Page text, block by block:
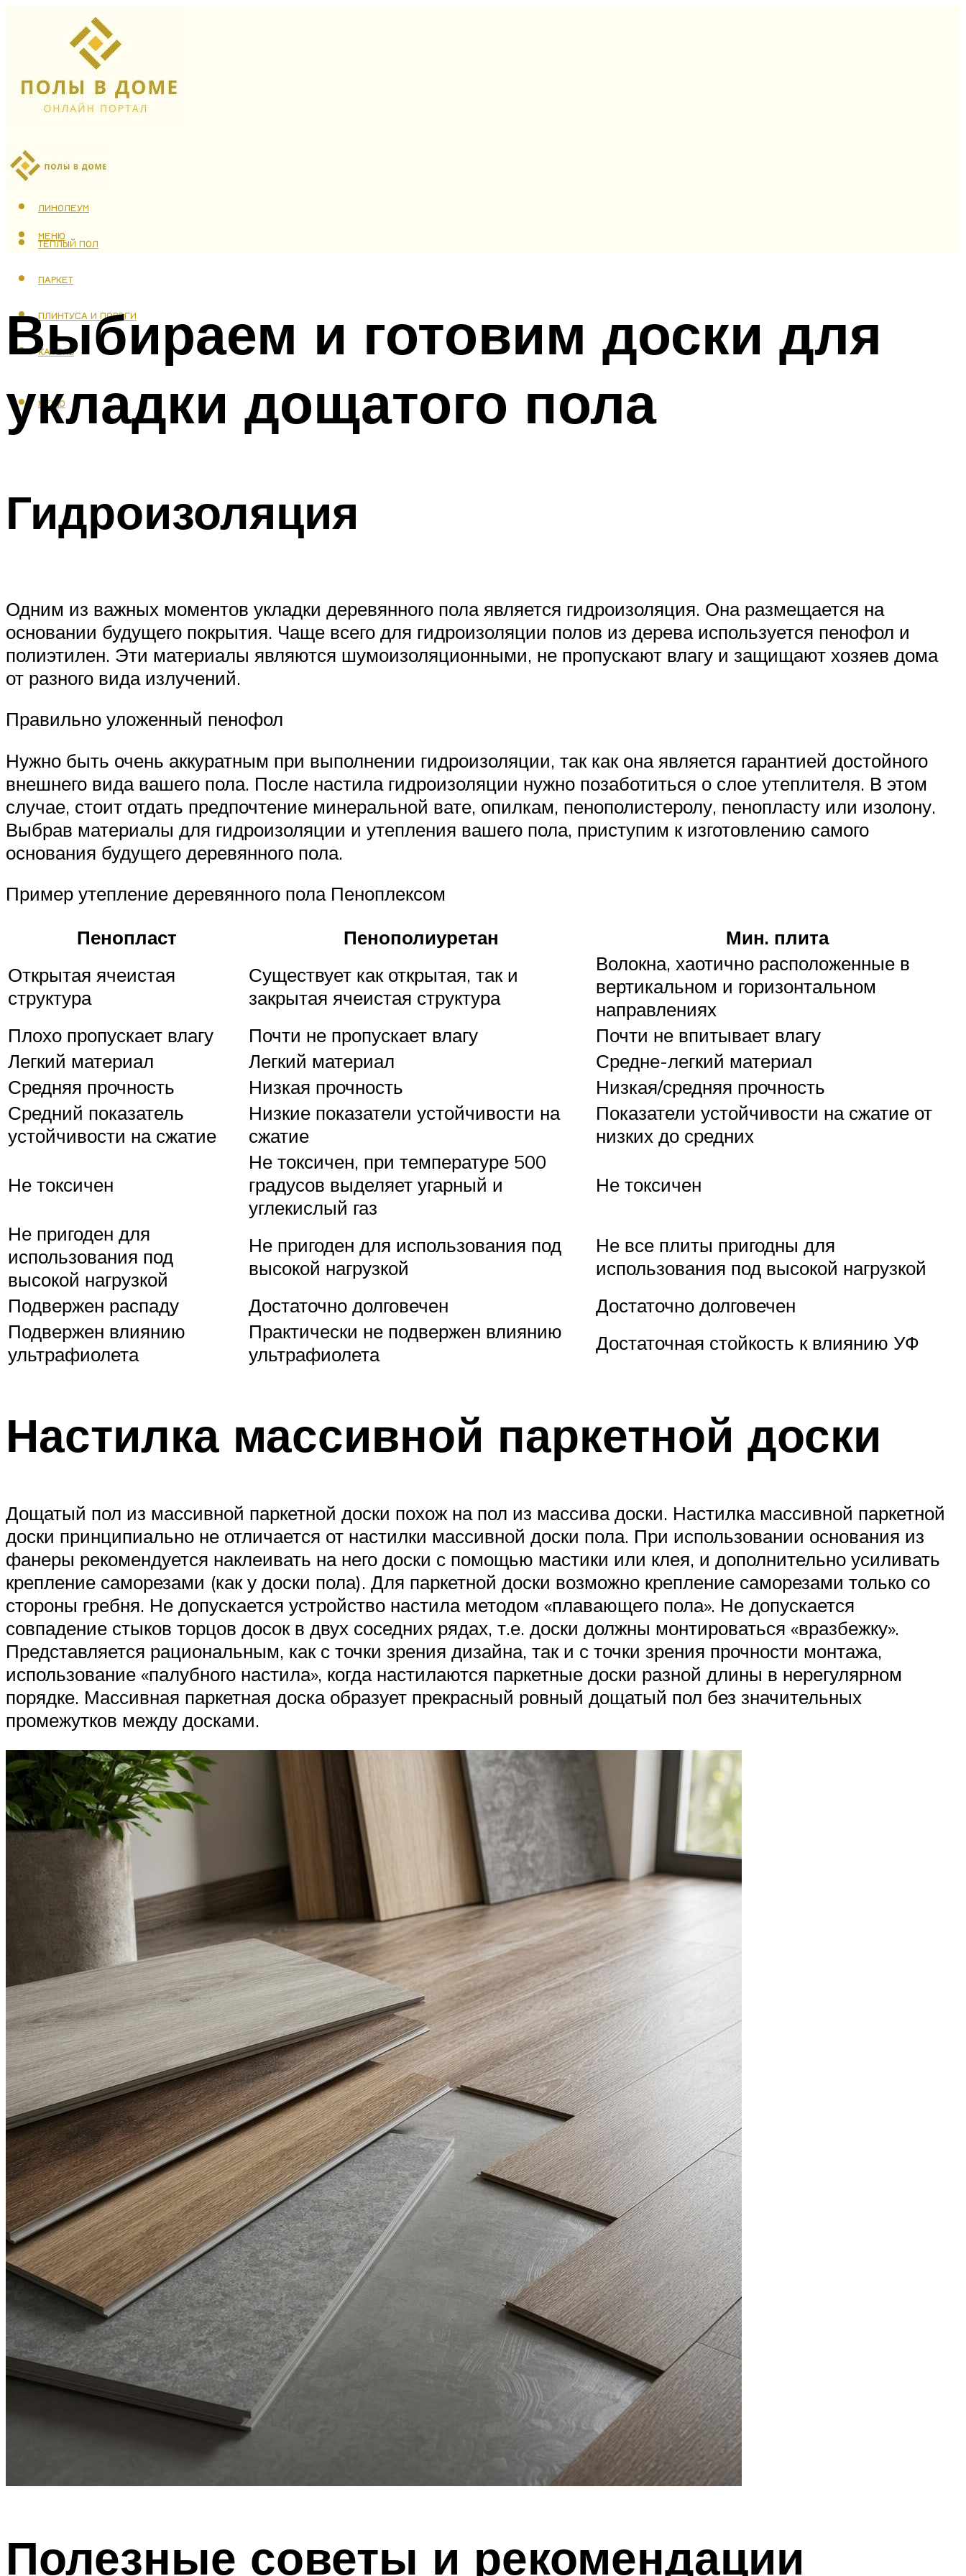
ЛАМИНАТ
ЛИНОЛЕУМ
ТЕПЛЫЙ ПОЛ
ПАРКЕТ
ПЛИНТУСА И ПОРОГИ
КАФЕЛЬ
МЕНЮ
МЕНЮ
Выбираем и готовим доски для
укладки дощатого пола
Гидроизоляция
Одним из важных моментов укладки деревянного пола является гидроизоляция. Она размещается на
основании будущего покрытия. Чаще всего для гидроизоляции полов из дерева используется пенофол и
полиэтилен. Эти материалы являются шумоизоляционными, не пропускают влагу и защищают хозяев дома
от разного вида излучений.
Правильно уложенный пенофол
Нужно быть очень аккуратным при выполнении гидроизоляции, так как она является гарантией достойного
внешнего вида вашего пола. После настила гидроизоляции нужно позаботиться о слое утеплителя. В этом
случае, стоит отдать предпочтение минеральной вате, опилкам, пенополистеролу, пенопласту или изолону.
Выбрав материалы для гидроизоляции и утепления вашего пола, приступим к изготовлению самого
основания будущего деревянного пола.
Пример утепление деревянного пола Пеноплексом
Пенопласт
Пенополиуретан
Мин. плита
Открытая ячеистая
структура
Существует как открытая, так и
закрытая ячеистая структура
Волокна, хаотично расположенные в
вертикальном и горизонтальном
направлениях
Плохо пропускает влагу
Почти не пропускает влагу
Почти не впитывает влагу
Легкий материал
Легкий материал
Средне-легкий материал
Средняя прочность
Низкая прочность
Низкая/средняя прочность
Средний показатель
устойчивости на сжатие
Низкие показатели устойчивости на
сжатие
Показатели устойчивости на сжатие от
низких до средних
Не токсичен
Не токсичен, при температуре 500
градусов выделяет угарный и
углекислый газ
Не токсичен
Не пригоден для
использования под
высокой нагрузкой
Не пригоден для использования под
высокой нагрузкой
Не все плиты пригодны для
использования под высокой нагрузкой
Подвержен распаду
Достаточно долговечен
Достаточно долговечен
Подвержен влиянию
ультрафиолета
Практически не подвержен влиянию
ультрафиолета
Достаточная стойкость к влиянию УФ
Настилка массивной паркетной доски
Дощатый пол из массивной паркетной доски похож на пол из массива доски. Настилка массивной паркетной
доски принципиально не отличается от настилки массивной доски пола. При использовании основания из
фанеры рекомендуется наклеивать на него доски с помощью мастики или клея, и дополнительно усиливать
крепление саморезами (как у доски пола). Для паркетной доски возможно крепление саморезами только со
стороны гребня. Не допускается устройство настила методом «плавающего пола». Не допускается
совпадение стыков торцов досок в двух соседних рядах, т.е. доски должны монтироваться «вразбежку».
Представляется рациональным, как с точки зрения дизайна, так и с точки зрения прочности монтажа,
использование «палубного настила», когда настилаются паркетные доски разной длины в нерегулярном
порядке. Массивная паркетная доска образует прекрасный ровный дощатый пол без значительных
промежутков между досками.
Полезные советы и рекомендации